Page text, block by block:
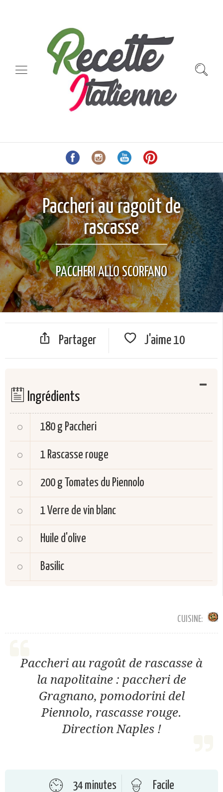
Paccheri au ragoût de
rascasse
PACCHERI ALLO SCORFANO
Partager J'aime10
Ingrédients
180 g Paccheri
1 Rascasse rouge
200 g Tomates du Piennolo
1Verre de vin blanc
Huile d'olive
Basilic
CUISINE:
Paccheri au ragoût de rascasse à
la napolitaine : paccheri de
Gragnano, pomodorini del
Piennolo, rascasse rouge.
Direction Naples !
34 minutes Facile